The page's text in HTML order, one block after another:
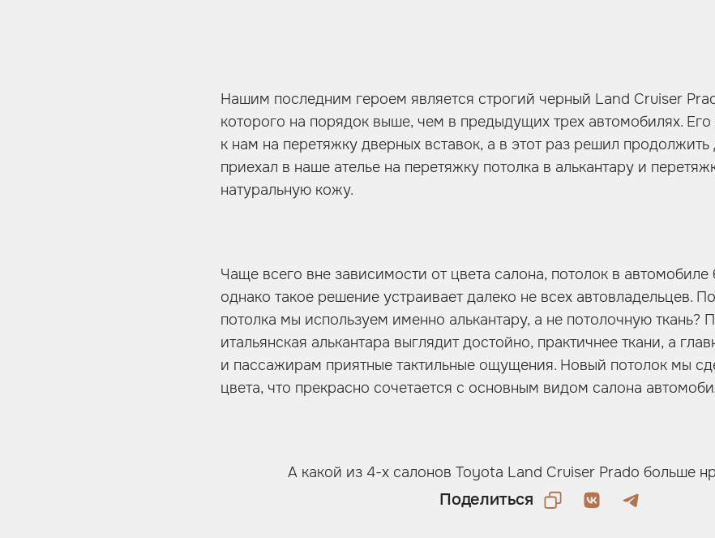
Нашим последним героем является строгий черный Land Cruiser
которого на порядок выше, чем в предыдущих трех автомобилях.
к нам на перетяжку дверных вставок, а в этот раз решил продолжить
приехал в наше ателье на перетяжку потолка в алькантару и
натуральную кожу.
Чаще всего вне зависимости от цвета салона, потолок в автомобиле
однако такое решение устраивает далеко не всех автовладельцев.
потолка мы используем именно алькантару, а не потолочную ткань?
итальянская алькантара выглядит достойно, практичнее ткани, а
и пассажирам приятные тактильные ощущения. Новый потолок мы
цвета, что прекрасно сочетается с основным видом салона
А какой из 4-х салонов Toyota Land Cruiser Prado больше
Поделиться